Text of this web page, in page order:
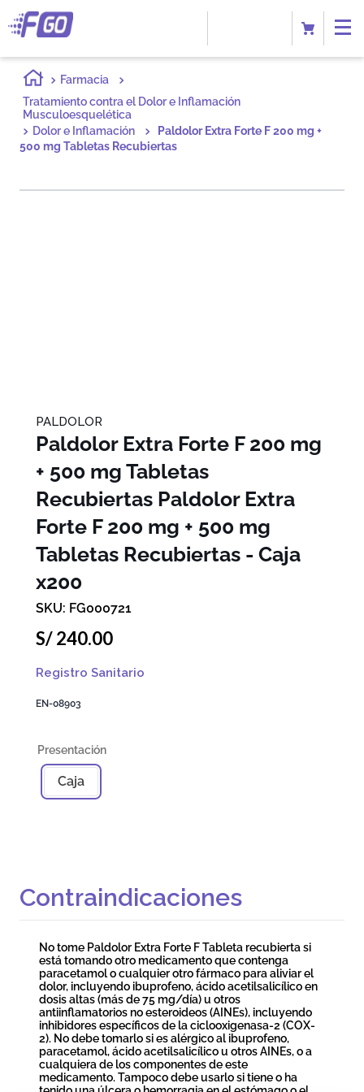
Farmacia
Tratamiento contra el Dolor e Inflamación
Musculoesquelética
Dolor e Inflamación
Paldolor Extra Forte F 200 mg +
500 mg Tabletas Recubiertas
PALDOLOR
Paldolor Extra Forte F 200 mg
+ 500 mg Tabletas
Recubiertas Paldolor Extra
Forte F 200 mg + 500 mg
Tabletas Recubiertas - Caja
x200
FG000721
S/240.00
Registro Sanitario
EN-08903
Caja
Contraindicaciones
No tome Paldolor Extra Forte F Tableta recubierta si
está tomando otro medicamento que contenga
paracetamol o cualquier otro fármaco para aliviar el
dolor, incluyendo ibuprofeno, ácido acetilsalicílico en
dosis altas (más de 75 mg/día) u otros
antiinflamatorios no esteroideos (AINEs), incluyendo
inhibidores específicos de la ciclooxigenasa-2 (COX-
2). No debe tomarlo si es alérgico al ibuprofeno,
paracetamol, ácido acetilsalicílico u otros AINEs, o a
cualquiera de los componentes de este
medicamento. Tampoco debe usarlo si tiene o ha